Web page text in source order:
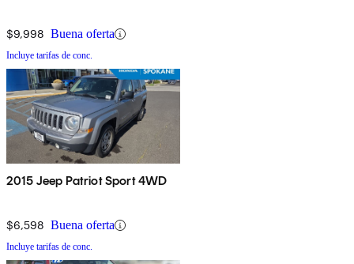
$9,998 Buena oferta
Incluye tarifas de conc.
2015 Jeep Patriot Sport 4WD
$6,598 Buena oferta
Incluye tarifas de conc.